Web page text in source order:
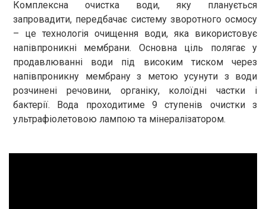
Комплексна очистка води, яку планується
запровадити, передбачає систему зворотного осмосу
– це технологія очищення води, яка використовує
напівпроникні мембрани. Основна ціль полягає у
продавлюванні води під високим тиском через
напівпроникну мембрану з метою усунути з води
розчинені речовини, органіку, колоїдні частки і
бактерії. Вода проходитиме 9 ступенів очистки з
ультрафіолетовою лампою та мінералізатором.